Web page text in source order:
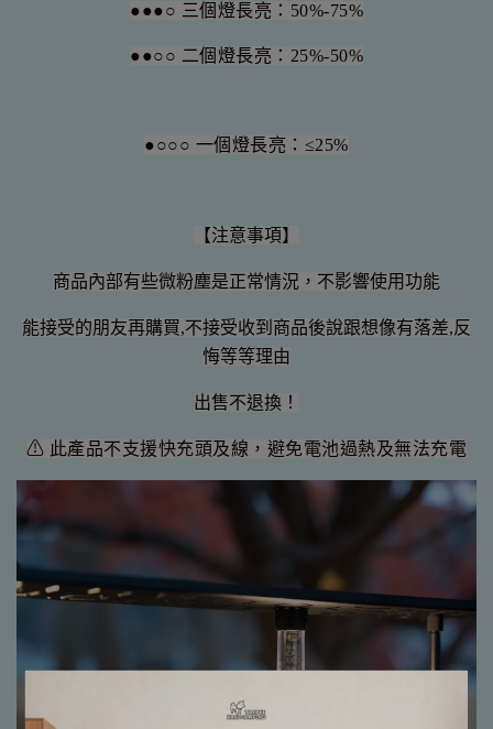
●●●○ 三個燈長亮：50%-75%
●●○○ 二個燈長亮：25%-50%
●○○○ 一個燈長亮：≤25%
【注意事項】
商品內部有些微粉塵是正常情況，不影響使用功能
能接受的朋友再購買,不接受收到商品後說跟想像有落差,反
悔等等理由
出售不退換！
⚠ 此產品不支援快充頭及線，避免電池過熱及無法充電